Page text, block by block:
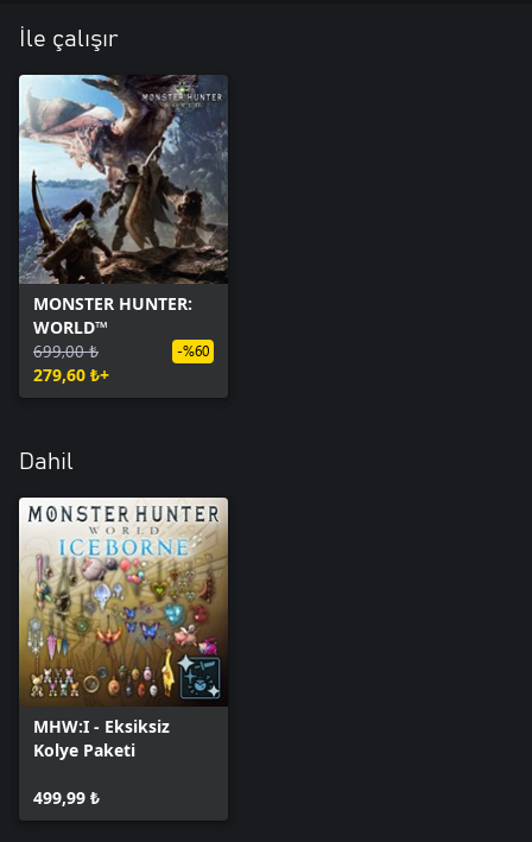
İle çalışır
MONSTER HUNTER:
WORLD™
699,00 ₺
279,60 ₺+
-%60
Dahil
MHW:I - Eksiksiz
Kolye Paketi
499,99 ₺